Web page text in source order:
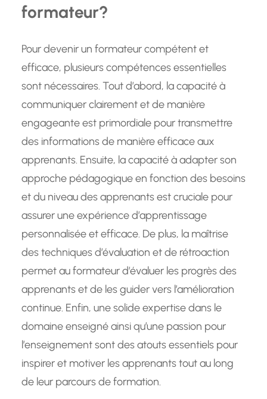
formateur?
Pour devenir un formateur compétent et
efficace, plusieurs compétences essentielles
sont nécessaires. Tout d’abord, la capacité à
communiquer clairement et de manière
engageante est primordiale pour transmettre
des informations de manière efficace aux
apprenants. Ensuite, la capacité à adapter son
approche pédagogique en fonction des besoins
et du niveau des apprenants est cruciale pour
assurer une expérience d’apprentissage
personnalisée et efficace. De plus, la maîtrise
des techniques d’évaluation et de rétroaction
permet au formateur d’évaluer les progrès des
apprenants et de les guider vers l’amélioration
continue. Enfin, une solide expertise dans le
domaine enseigné ainsi qu’une passion pour
l’enseignement sont des atouts essentiels pour
inspirer et motiver les apprenants tout au long
de leur parcours de formation.